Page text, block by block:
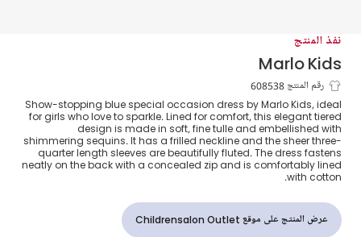
نفذ المنتج
Marlo Kids
فستان ماكسي تول مزين بالترتر لون أزرق
للبنات
رقم المنتج 608538
Show-stopping blue special occasion dress by Marlo Kids, ideal
for girls who love to sparkle. Lined for comfort, this elegant tiered
design is made in soft, fine tulle and embellished with
shimmering sequins. It has a frilled neckline and the sheer three-
quarter length sleeves are beautifully fluted. The dress fastens
neatly on the back with a concealed zip and is comfortably lined
with cotton.
عرض المنتج على موقع Childrensalon Outlet